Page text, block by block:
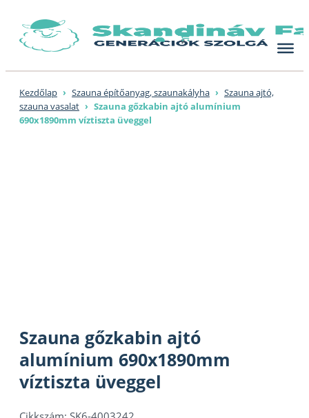
content
Kezdőlap › Szauna építőanyag, szaunakályha › Szauna ajtó,
szauna vasalat › Szauna gőzkabin ajtó alumínium
690x1890mm víztiszta üveggel
Szauna gőzkabin ajtó
alumínium 690x1890mm
víztiszta üveggel